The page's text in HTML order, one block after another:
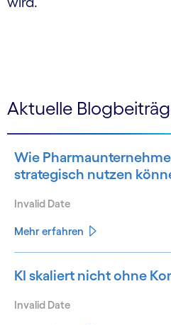
Aktuelle
Wie
strategisch nutzen
Invalid Date
Mehr erfahren
KI skaliert nicht ohne
Invalid Date